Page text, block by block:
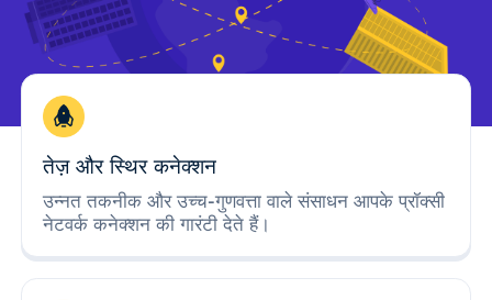
तेज़ और स्थिर कनेक्शन
उन्नत तकनीक और उच्च-गुणवत्ता वाले संसाधन आपके प्रॉक्सी
नेटवर्क कनेक्शन की गारंटी देते हैं।